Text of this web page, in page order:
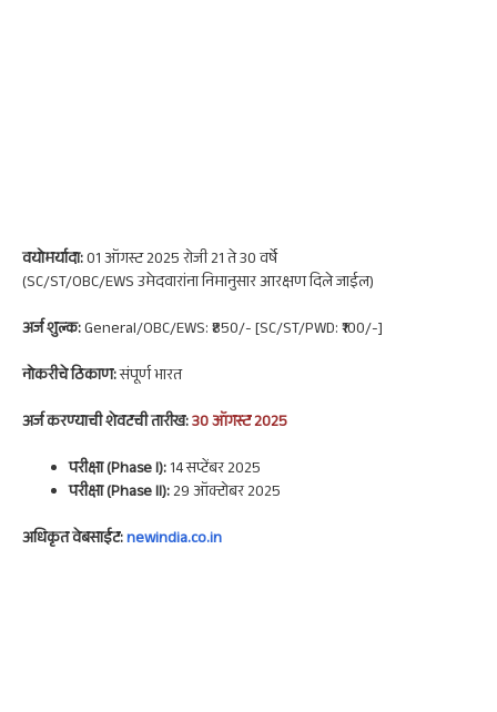
वयोमर्यादा:01 ऑगस्ट 2025 रोजी 21 ते 30 वर्षे
(SC/ST/OBC/EWS उमेदवारांना निमानुसार आरक्षण दिले जाईल)
अर्ज शुल्क:General/OBC/EWS: ₹850/- [SC/ST/PWD: ₹100/-]
नोकरीचे ठिकाण:संपूर्ण भारत
अर्ज करण्याची शेवटची तारीख:30 ऑगस्ट 2025
परीक्षा (Phase I):14 सप्टेंबर 2025
परीक्षा (Phase II):29 ऑक्टोबर 2025
अधिकृत वेबसाईट:newindia.co.in